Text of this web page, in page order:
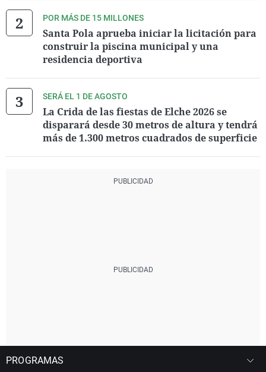
POR MÁS DE 15 MILLONES
Santa Pola aprueba iniciar la licitación para
construir la piscina municipal y una
residencia deportiva
SERÁ EL 1 DE AGOSTO
La Crida de las fiestas de Elche 2026 se
disparará desde 30 metros de altura y tendrá
más de 1.300 metros cuadrados de superficie
PROGRAMAS